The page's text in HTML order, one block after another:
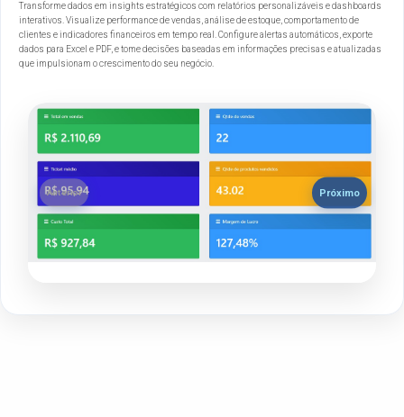
Transforme dados em insights estratégicos com relatórios personalizáveis e dashboards
interativos. Visualize performance de vendas, análise de estoque, comportamento de
clientes e indicadores financeiros em tempo real. Configure alertas automáticos, exporte
dados para Excel e PDF, e tome decisões baseadas em informações precisas e atualizadas
que impulsionam o crescimento do seu negócio.
Anterior Próximo